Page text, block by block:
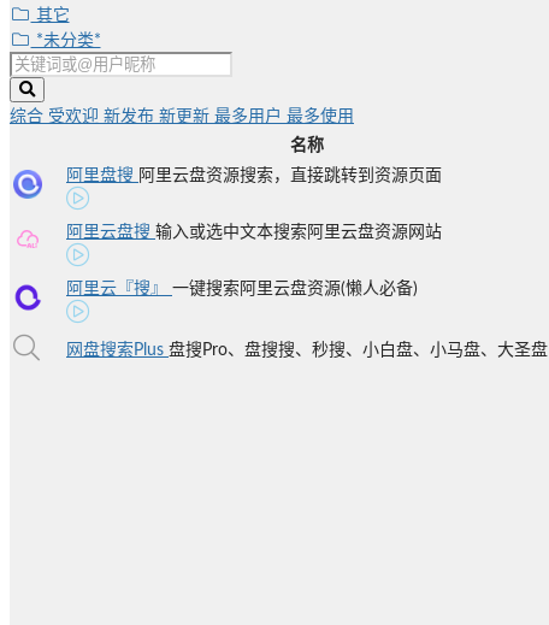
其它
*未分类*
综合 受欢迎 新发布 新更新 最多用户 最多使用
名称
阿里盘搜 阿里云盘资源搜索，直接跳转到资源页面
阿里云盘搜 输入或选中文本搜索阿里云盘资源网站
阿里云『搜』 一键搜索阿里云盘资源(懒人必备)
网盘搜索Plus 盘搜Pro、盘搜搜、秒搜、小白盘、小马盘、大圣盘